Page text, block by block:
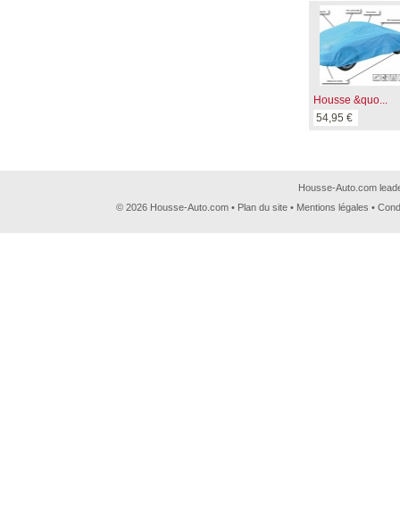
Housse &quo...
54,95 €
Housse-Auto.com
© 2026 Housse-Auto.com • Plan du site • Mentions légales •